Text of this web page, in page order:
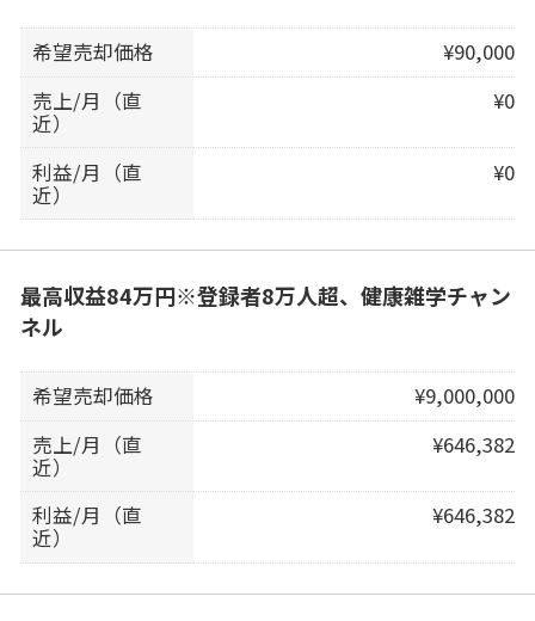
希望売却価格
¥90,000
売上/月（直
近）
¥0
利益/月（直
近）
¥0
最高収益84万円※登録者8万人超、健康雑学チャン
ネル
希望売却価格
¥9,000,000
売上/月（直
近）
¥646,382
利益/月（直
近）
¥646,382